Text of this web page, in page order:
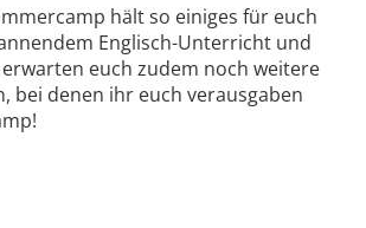
hält so einiges für euch
Englisch-Unterricht und
euch zudem noch weitere
bei denen ihr euch verausgaben